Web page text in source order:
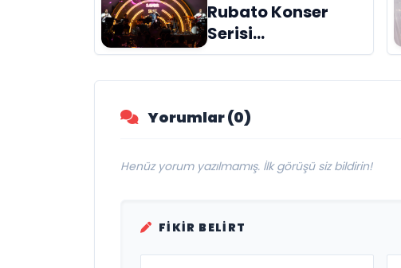
Rubato Konser
Serisi
Müzikseverlerle
Buluşmaya Devam
Yorumlar (0)
Henüz yorum yazılmamış. İlk görüşü siz bildirin!
FIKIR BELIRT